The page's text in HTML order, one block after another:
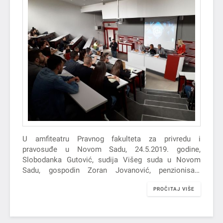
U amfiteatru Pravnog fakulteta za privredu i
pravosuđe u Novom Sadu, 24.5.2019. godine,
Slobodanka Gutović, sudija Višeg suda u Novom
Sadu, gospodin Zoran Jovanović, penzionisani
Alimpić, sudija Apelacionog suda u Novom Sadu i
PROČITAJ VIŠE